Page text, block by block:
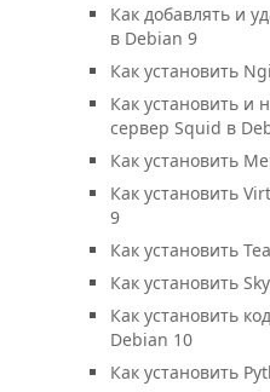
Как добавлять и
в Debian 9
Как установить
Как установить и
сервер Squid в
Как установить
Как установить
9
Как установить
Как установить
Как установить
Debian 10
Как установить